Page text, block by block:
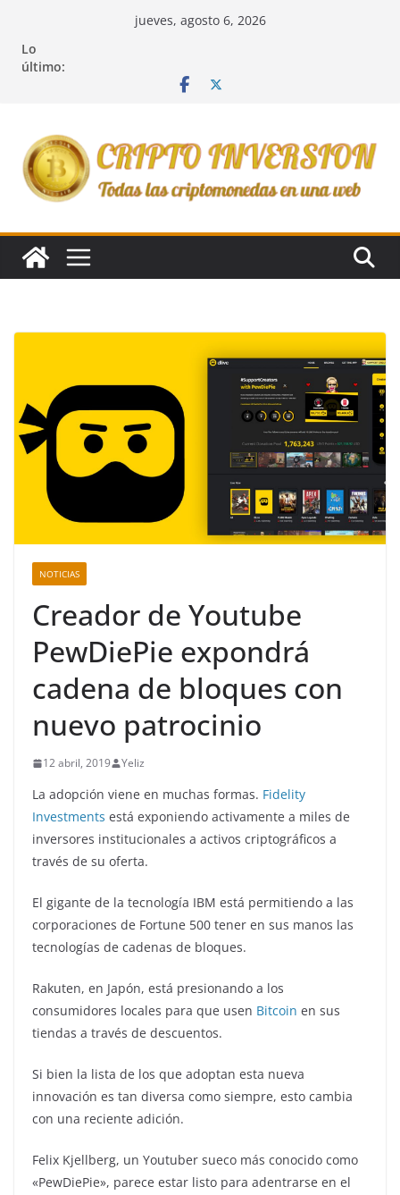
contenido
jueves, agosto 6, 2026
Lo
último:
NOTICIAS
Creador de Youtube
PewDiePie expondrá
cadena de bloques con
nuevo patrocinio
12 abril, 2019 Yeliz
La adopción viene en muchas formas. Fidelity
Investments está exponiendo activamente a miles de
inversores institucionales a activos criptográficos a
través de su oferta.
El gigante de la tecnología IBM está permitiendo a las
corporaciones de Fortune 500 tener en sus manos las
tecnologías de cadenas de bloques.
Rakuten, en Japón, está presionando a los
consumidores locales para que usen Bitcoin en sus
tiendas a través de descuentos.
Si bien la lista de los que adoptan esta nueva
innovación es tan diversa como siempre, esto cambia
con una reciente adición.
Felix Kjellberg, un Youtuber sueco más conocido como
«PewDiePie», parece estar listo para adentrarse en el